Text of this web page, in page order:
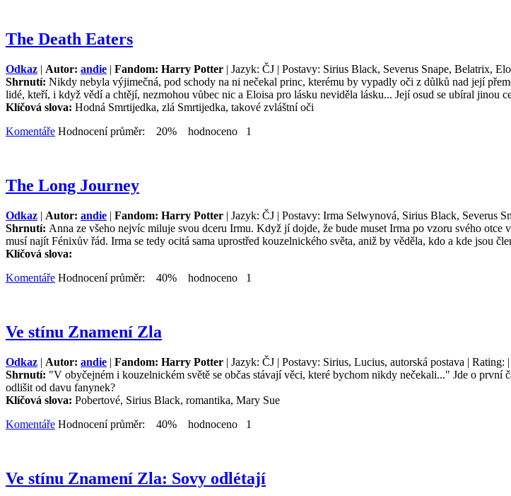
The Death Eaters
Odkaz | Autor: andie | Fandom: Harry Potter | Jazyk: ČJ | Postavy: Sirius Black, Severus Snape, Belatrix,
Shrnutí: Nikdy nebyla výjimečná, pod schody na ni nečekal princ, kterému by vypadly oči z důlků nad její
lidé, kteří, i když vědí a chtějí, nezmohou vůbec nic a Eloisa pro lásku neviděla lásku... Její osud se ubíral jinou
Klíčová slova: Hodná Smrtijedka, zlá Smrtijedka, takové zvláštní oči
Komentáře Hodnocení průměr: 20% hodnoceno 1
The Long Journey
Odkaz | Autor: andie | Fandom: Harry Potter | Jazyk: ČJ | Postavy: Irma Selwynová, Sirius Black, Severus
Shrnutí: Anna ze všeho nejvíc miluje svou dceru Irmu. Když jí dojde, že bude muset Irma po vzoru svého
musí najít Fénixův řád. Irma se tedy ocitá sama uprostřed kouzelnického světa, aniž by věděla, kdo a kde jsou
Klíčová slova:
Komentáře Hodnocení průměr: 40% hodnoceno 1
Ve stínu Znamení Zla
Odkaz | Autor: andie | Fandom: Harry Potter | Jazyk: ČJ | Postavy: Sirius, Lucius, autorská postava |
Shrnutí: "V obyčejném i kouzelnickém světě se občas stávají věci, které bychom nikdy nečekali..." Jde o
odlišit od davu fanynek?
Klíčová slova: Pobertové, Sirius Black, romantika, Mary Sue
Komentáře Hodnocení průměr: 40% hodnoceno 1
Ve stínu Znamení Zla: Sovy odlétají